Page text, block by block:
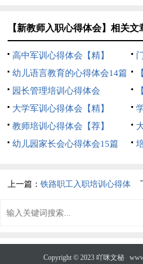
【新教师入职心得体会】相关文
高中军训心得体会【精】
幼儿语言教育的心得体会14篇
园长管理培训心得体会
大学军训心得体会【精】
教师培训心得体会【荐】
篇)
幼儿园家长会心得体会15篇
上一篇：铁路职工入职培训心得体
Copyright © 2023 吖咪文秘